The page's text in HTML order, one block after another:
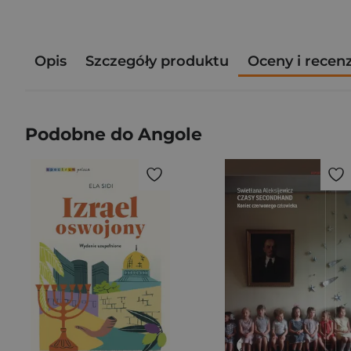
Opis Szczegóły produktu Oceny i
Podobne do Angole